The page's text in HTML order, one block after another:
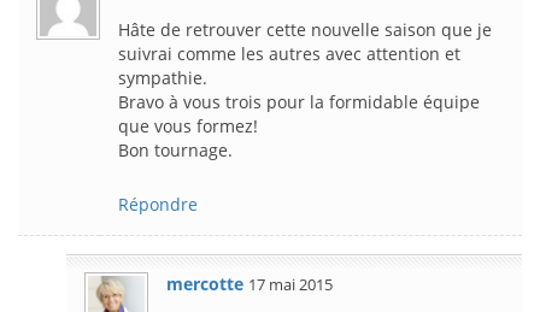
Hâte de retrouver cette nouvelle saison que je
suivrai comme les autres avec attention et
sympathie.
Bravo à vous trois pour la formidable équipe
que vous formez!
Bon tournage.
Répondre
mercotte 17 mai 2015